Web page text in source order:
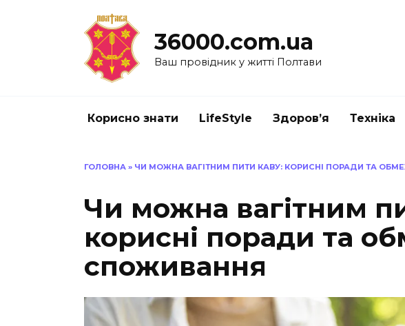
36000.com.ua
Ваш провідник у житті Полтави
Корисно знати LifeStyle Здоров’я Техніка
ГОЛОВНА » ЧИ МОЖНА ВАГІТНИМ ПИТИ КАВУ: КОРИСНІ ПОРАДИ ТА
Чи можна вагітним
корисні поради та
споживання